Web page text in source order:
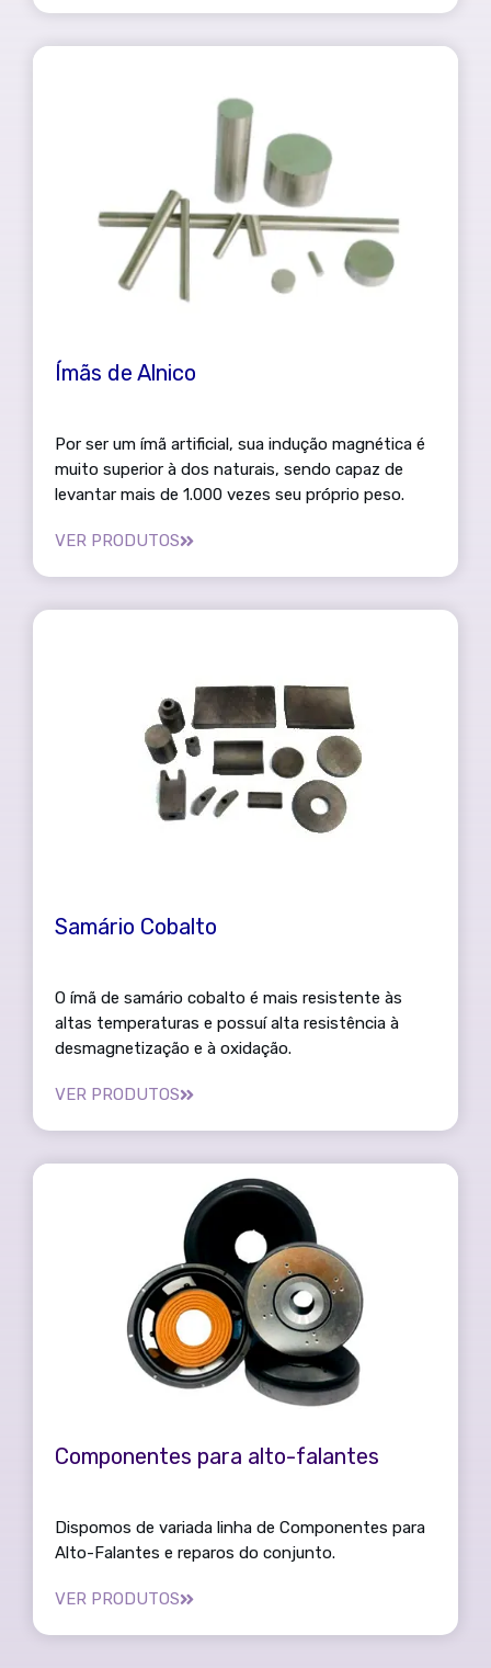
Ímãs de Alnico
Por ser um ímã artificial, sua indução magnética é
muito superior à dos naturais, sendo capaz de
levantar mais de 1.000 vezes seu próprio peso.
VER PRODUTOS
Samário Cobalto
O ímã de samário cobalto é mais resistente às
altas temperaturas e possuí alta resistência à
desmagnetização e à oxidação.
VER PRODUTOS
Componentes para alto-falantes
Dispomos de variada linha de Componentes para
Alto-Falantes e reparos do conjunto.
VER PRODUTOS